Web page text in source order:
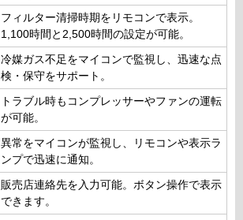
フィルター清掃時期をリモコンで表示。
1,100時間と2,500時間の設定が可能。
冷媒ガス不足をマイコンで監視し、迅速な点
検・保守をサポート。
トラブル時もコンプレッサーやファンの運転
が可能。
異常をマイコンが監視し、リモコンや表示ラ
ンプで迅速に通知。
販売店連絡先を入力可能。ボタン操作で表示
できます。